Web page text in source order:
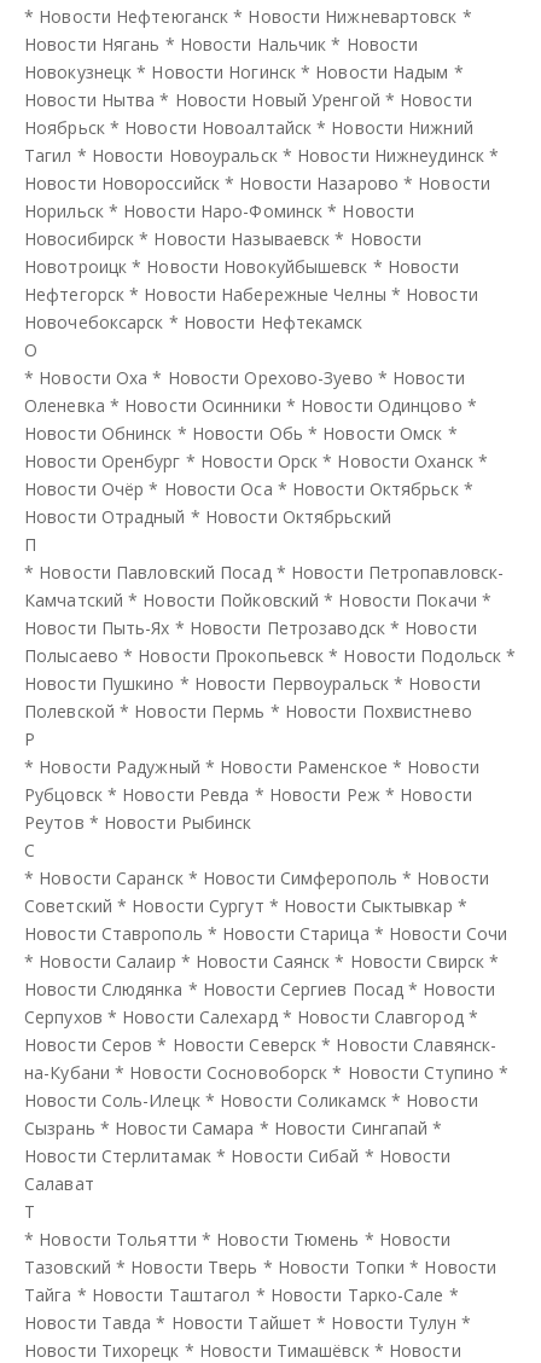
* Новости Нефтеюганск * Новости Нижневартовск *
Новости Нягань * Новости Нальчик * Новости
Новокузнецк * Новости Ногинск * Новости Надым *
Новости Нытва * Новости Новый Уренгой * Новости
Ноябрьск * Новости Новоалтайск * Новости Нижний
Тагил * Новости Новоуральск * Новости Нижнеудинск *
Новости Новороссийск * Новости Назарово * Новости
Норильск * Новости Наро-Фоминск * Новости
Новосибирск * Новости Называевск * Новости
Новотроицк * Новости Новокуйбышевск * Новости
Нефтегорск * Новости Набережные Челны * Новости
Новочебоксарск * Новости Нефтекамск
О
* Новости Оха * Новости Орехово-Зуево * Новости
Оленевка * Новости Осинники * Новости Одинцово *
Новости Обнинск * Новости Обь * Новости Омск *
Новости Оренбург * Новости Орск * Новости Оханск *
Новости Очёр * Новости Оса * Новости Октябрьск *
Новости Отрадный * Новости Октябрьский
П
* Новости Павловский Посад * Новости Петропавловск-
Камчатский * Новости Пойковский * Новости Покачи *
Новости Пыть-Ях * Новости Петрозаводск * Новости
Полысаево * Новости Прокопьевск * Новости Подольск *
Новости Пушкино * Новости Первоуральск * Новости
Полевской * Новости Пермь * Новости Похвистнево
Р
* Новости Радужный * Новости Раменское * Новости
Рубцовск * Новости Ревда * Новости Реж * Новости
Реутов * Новости Рыбинск
С
* Новости Саранск * Новости Симферополь * Новости
Советский * Новости Сургут * Новости Сыктывкар *
Новости Ставрополь * Новости Старица * Новости Сочи
* Новости Салаир * Новости Саянск * Новости Свирск *
Новости Слюдянка * Новости Сергиев Посад * Новости
Серпухов * Новости Салехард * Новости Славгород *
Новости Серов * Новости Северск * Новости Славянск-
на-Кубани * Новости Сосновоборск * Новости Ступино *
Новости Соль-Илецк * Новости Соликамск * Новости
Сызрань * Новости Самара * Новости Сингапай *
Новости Стерлитамак * Новости Сибай * Новости
Салават
Т
* Новости Тольятти * Новости Тюмень * Новости
Тазовский * Новости Тверь * Новости Топки * Новости
Тайга * Новости Таштагол * Новости Тарко-Сале *
Новости Тавда * Новости Тайшет * Новости Тулун *
Новости Тихорецк * Новости Тимашёвск * Новости